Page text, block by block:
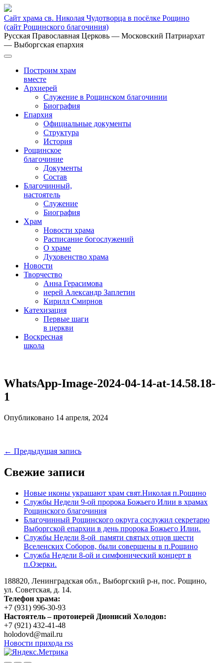
Сайт храма св. Николая Чудотворца в посёлке Рощино
(сайт Рощинского благочиния)
Русская Православная Церковь — Московский Патриархат
— Выборгская епархия
Построим храм
вместе
Архиерей
Служение в Рощинском благочинии
Биография
Епархия
Официальные документы
Структура
История
Рощинское
благочиние
Документы
Состав
Благочинный,
настоятель
Служение
Биография
Храм
Новости храма
Расписание богослужений
О храме
Духовенство храма
Новости
Творчество
Анна Герасимова
иерей Александр Заплетин
Кирилл Смирнов
Катехизация
Первые шаги
в церкви
Воскресная
школа
to
content
WhatsApp-Image-2024-04-14-at-14.58.18-
1
Опубликовано 14 апреля, 2024
Навигация
по
записям
← Предыдущая запись
Свежие записи
Новые иконы украшают храм свят.Николая п.Рощино
Службы Недели 9-ой пророка Божьего Илии в храмах
Рощинского благочиния
Благочинный Рощинского округа сослужил секретарю
Выборгской епархии в день пророка Божьего Илии.
Службы Недели 8-ой памяти святых отцов шести
Вселенских Соборов, были совершены в п.Рощино
Служба Недели 8-ой и симфонический концерт в
п.Озерки.
188820, Ленинградская обл., Выборгский р-н, пос. Рощино,
ул. Советская, д. 14.
Телефон храма:
+7 (931) 996-30-93
Настоятель – протоиерей Дионисий Холодов:
+7 (921) 432-41-48
holodovd@mail.ru
Новости прихода rss